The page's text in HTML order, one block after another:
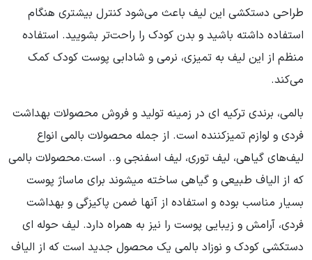
طراحی دستکشی این لیف باعث می‌شود کنترل بیشتری هنگام
استفاده داشته باشید و بدن کودک را راحت‌تر بشویید. استفاده
منظم از این لیف به تمیزی، نرمی و شادابی پوست کودک کمک
می‌کند.
بالمی، برندی ترکیه ای در زمینه تولید و فروش محصولات بهداشت
فردی و لوازم تمیزکننده است. از جمله محصولات بالمی انواع
لیف‌های گیاهی، لیف توری، لیف اسفنجی و.. است.محصولات بالمی
که از الیاف طبیعی و گیاهی ساخته میشوند برای ماساژ پوست
بسیار مناسب بوده و استفاده از آنها ضمن پاکیزگی و بهداشت
فردی، آرامش و زیبایی پوست را نیز به همراه دارد. لیف حوله ای
دستکشی کودک و نوزاد بالمی یک محصول جدید است که از الیاف